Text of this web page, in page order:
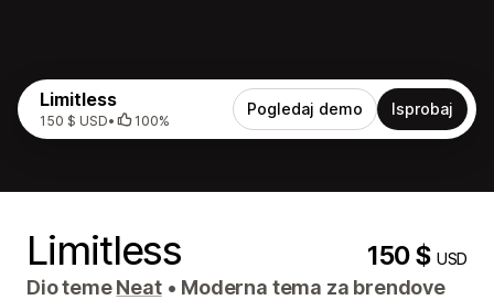
Limitless
150 $ USD• 100%
Pogledaj demo Isprobaj
Limitless 150 $USD
Dio temeNeat • Moderna tema za brendove